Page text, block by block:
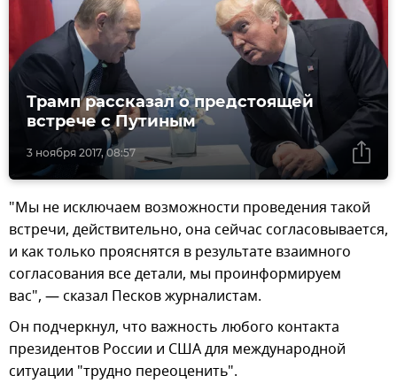
3 ноября 2017, 08:57
Трамп рассказал о предстоящей
встрече с Путиным
"Мы не исключаем возможности проведения такой
встречи, действительно, она сейчас согласовывается,
и как только прояснятся в результате взаимного
согласования все детали, мы проинформируем
вас", — сказал Песков журналистам.
Он подчеркнул, что важность любого контакта
президентов России и США для международной
ситуации "трудно переоценить".